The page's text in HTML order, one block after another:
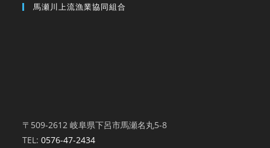
馬瀬川上流漁業協同組合
〒509-2612 岐阜県下呂市馬瀬名丸5-8
TEL:0576-47-2434